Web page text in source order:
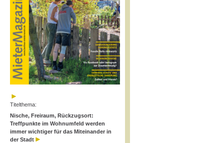
Titelthema:
Nische, Freiraum, Rückzugsort:
Treffpunkte im Wohnumfeld werden
immer wichtiger für das Miteinander in
der Stadt